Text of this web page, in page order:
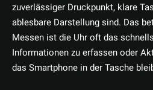
zuverlässiger Druckpunkt, klare
ablesbare Darstellung sind. Das
Messen ist die Uhr oft das
Informationen zu erfassen oder
das Smartphone in der Tasche